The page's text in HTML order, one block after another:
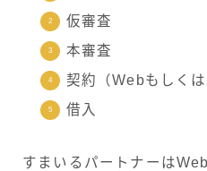
仮審査
本審査
契約（Webもしくは
借入
すまいるパートナーは